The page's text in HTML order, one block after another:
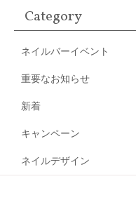
Category
ネイルバーイベント
重要なお知らせ
新着
キャンペーン
ネイルデザイン